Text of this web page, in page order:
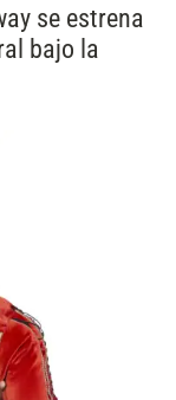
se estrena
bajo la